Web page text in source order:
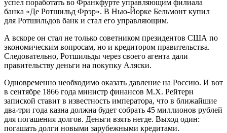
успел поработать во Франкфурте управляющим филиала
банка «Де Ротшильд Фрэр». В Нью-Йорке Бельмонт купил
для Ротшильдов банк и стал его управляющим.
А вскоре он стал не только советником президентов США по
экономическим вопросам, но и кредитором правительства.
Следовательно, Ротшильды через своего агента дали
правительству деньги на покупку Аляски.
Одновременно необходимо оказать давление на Россию. И вот
в сентябре 1866 года министр финансов М.Х. Рейтерн
запиской ставит в известность императора, что в ближайшие
два-три года казна должна будет собрать 45 миллионов рублей
для погашения долгов. Деньги взять негде. Выход один:
погашать долги новыми зарубежными кредитами.